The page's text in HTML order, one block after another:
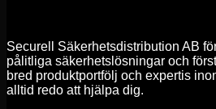
Securell Säkerhetsdistribution AB
pålitliga säkerhetslösningar och
bred produktportfölj och expertis
alltid redo att hjälpa dig.